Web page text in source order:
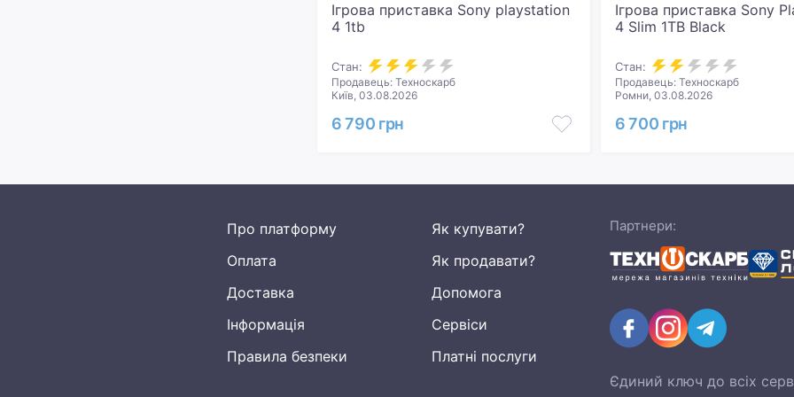
Ігрова приставка Sony playstation
4 1tb
Стан:
Продавець: Техноскарб
Київ, 03.08.2026
6 790 грн
Ігрова приставка Sony PlayStation
4 Slim 1TB Black
Стан:
Продавець: Техноскарб
Ромни, 03.08.2026
6 700 грн
Про платформу
Оплата
Доставка
Інформація
Правила безпеки
Як купувати?
Як продавати?
Допомога
Сервіси
Платні послуги
Партнери:
Єдиний ключ до всіх